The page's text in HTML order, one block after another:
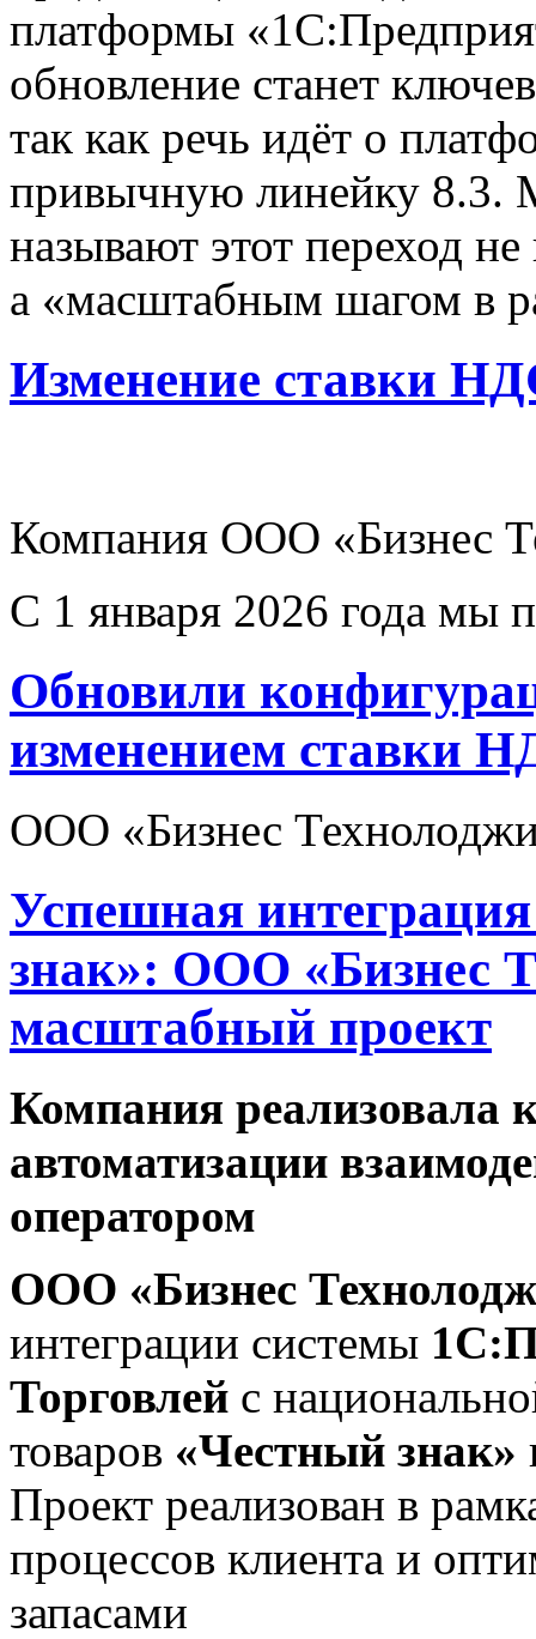
платформы
обновление станет
так как речь идёт о
привычную линейку 8.3.
называют этот переход
а «масштабным шагом в
Изменение ставки
Компания ООО «Бизнес
С 1 января 2026 года мы
Обновили
изменением ставки
ООО «Бизнес
Успешная
знак»: ООО «Бизнес
масштабный проект
Компания реализовала
автоматизации
оператором
ООО «Бизнес
интеграции системы
Торговлей с
товаров «Честный знак»
Проект реализован в
процессов клиента и
запасами